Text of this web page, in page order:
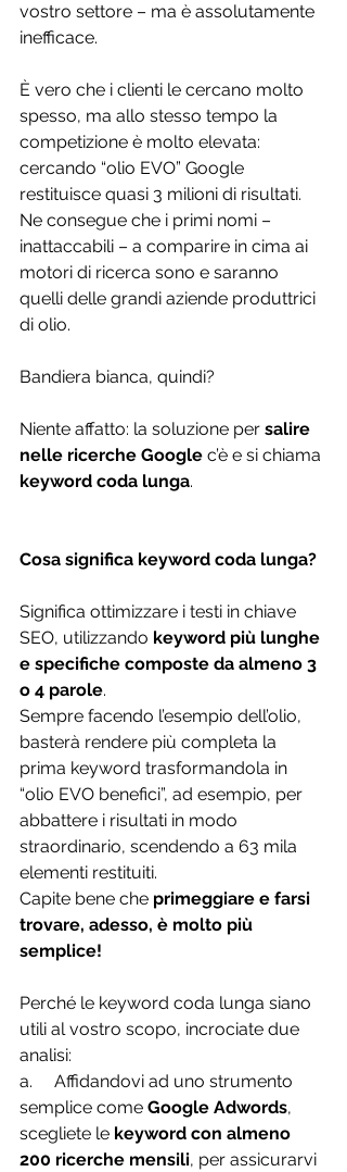
vostro settore – ma è assolutamente
inefficace.
È vero che i clienti le cercano molto
spesso, ma allo stesso tempo la
competizione è molto elevata:
cercando “olio EVO” Google
restituisce quasi 3 milioni di risultati.
Ne consegue che i primi nomi –
inattaccabili – a comparire in cima ai
motori di ricerca sono e saranno
quelli delle grandi aziende produttrici
di olio.
Bandiera bianca, quindi?
Niente affatto: la soluzione per salire
nelle ricerche Google c’è e si chiama
keyword coda lunga.
Cosa significa keyword coda lunga?
Significa ottimizzare i testi in chiave
SEO, utilizzando keyword più lunghe
e specifiche composte da almeno 3
o 4 parole.
Sempre facendo l’esempio dell’olio,
basterà rendere più completa la
prima keyword trasformandola in
“olio EVO benefici”, ad esempio, per
abbattere i risultati in modo
straordinario, scendendo a 63 mila
elementi restituiti.
Capite bene che primeggiare e farsi
trovare, adesso, è molto più
semplice!
Perché le keyword coda lunga siano
utili al vostro scopo, incrociate due
analisi:
a.     Affidandovi ad uno strumento
semplice come Google Adwords,
scegliete le keyword con almeno
200 ricerche mensili, per assicurarvi